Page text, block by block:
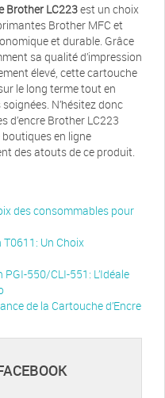
Brother LC223est un choix
Brother MFC et
et durable. Grâce
sa qualité d’impression
élevé, cette cartouche
le long terme tout en
N’hésitez donc
d’encre Brother LC223
en ligne
des atouts de ce produit.
des consommables pour
T0611: Un Choix
550/CLI-551: L’Idéale
de la Cartouche d’Encre